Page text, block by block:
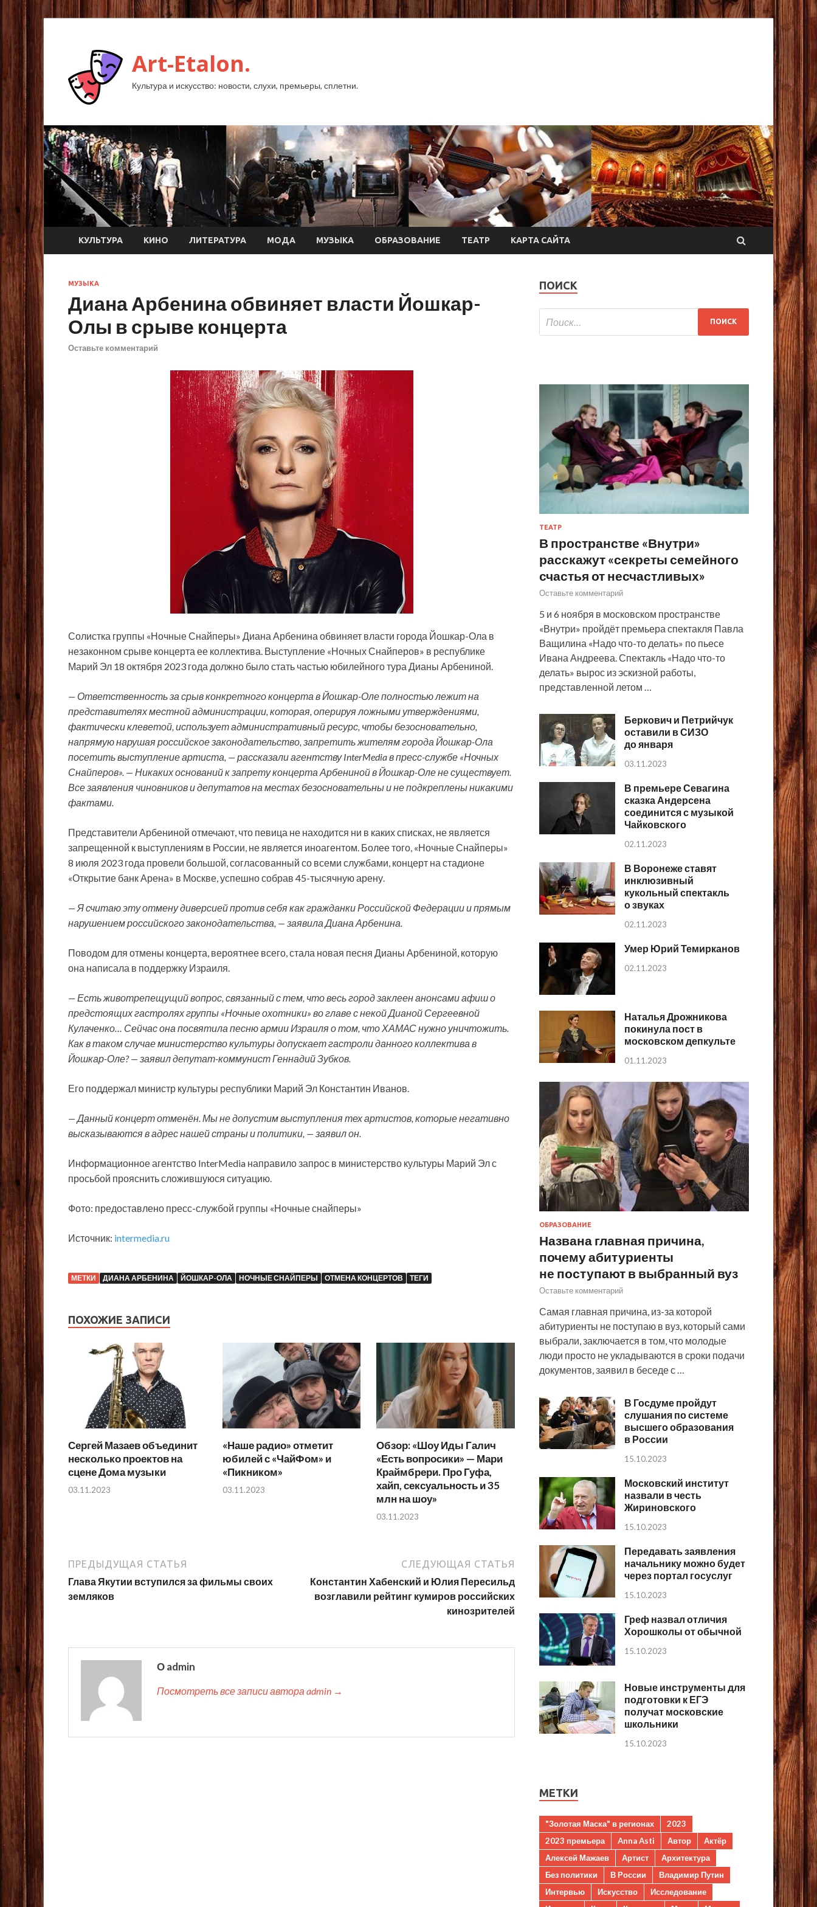
Art-Etalon.
Культура и искусство: новости, слухи, премьеры, сплетни.
КУЛЬТУРА КИНО ЛИТЕРАТУРА МОДА МУЗЫКА ОБРАЗОВАНИЕ ТЕАТР КАРТА САЙТА
МУЗЫКА
Диана Арбенина обвиняет власти Йошкар-
Олы в срыве концерта
Оставьте комментарий
Солистка группы «Ночные Снайперы» Диана Арбенина обвиняет власти города Йошкар-Ола в
незаконном срыве концерта ее коллектива. Выступление «Ночных Снайперов» в республике
Марий Эл 18 октября 2023 года должно было стать частью юбилейного тура Дианы Арбениной.
— Ответственность за срыв конкретного концерта в Йошкар-Оле полностью лежит на
представителях местной администрации, которая, оперируя ложными утверждениями,
фактически клеветой, использует административный ресурс, чтобы безосновательно,
напрямую нарушая российское законодательство, запретить жителям города Йошкар-Ола
посетить выступление артиста, — рассказали агентству InterMedia в пресс-службе «Ночных
Снайперов». — Никаких оснований к запрету концерта Арбениной в Йошкар-Оле не существует.
Все заявления чиновников и депутатов на местах безосновательны и не подкреплены никакими
фактами.
Представители Арбениной отмечают, что певица не находится ни в каких списках, не является
запрещенной к выступлениям в России, не является иноагентом. Более того, «Ночные Снайперы»
8 июля 2023 года провели большой, согласованный со всеми службами, концерт на стадионе
«Открытие банк Арена» в Москве, успешно собрав 45-тысячную арену.
— Я считаю эту отмену диверсией против себя как гражданки Российской Федерации и прямым
нарушением российского законодательства, — заявила Диана Арбенина.
Поводом для отмены концерта, вероятнее всего, стала новая песня Дианы Арбениной, которую
она написала в поддержку Израиля.
— Есть животрепещущий вопрос, связанный с тем, что весь город заклеен анонсами афиш о
предстоящих гастролях группы «Ночные охотники» во главе с некой Дианой Сергеевной
Кулаченко… Сейчас она посвятила песню армии Израиля о том, что ХАМАС нужно уничтожить.
Как в таком случае министерство культуры допускает гастроли данного коллектива в
Йошкар-Оле? — заявил депутат-коммунист Геннадий Зубков.
Его поддержал министр культуры республики Марий Эл Константин Иванов.
— Данный концерт отменён. Мы не допустим выступления тех артистов, которые негативно
высказываются в адрес нашей страны и политики, — заявил он.
Информационное агентство InterMedia направило запрос в министерство культуры Марий Эл с
просьбой прояснить сложившуюся ситуацию.
Фото: предоставлено пресс-службой группы «Ночные снайперы»
Источник: intermedia.ru
МЕТКИ ДИАНА АРБЕНИНА ЙОШКАР-ОЛА НОЧНЫЕ СНАЙПЕРЫ ОТМЕНА КОНЦЕРТОВ ТЕГИ
ПОХОЖИЕ ЗАПИСИ
Сергей Мазаев объединит
несколько проектов на
сцене Дома музыки
03.11.2023
«Наше радио» отметит
юбилей с «ЧайФом» и
«Пикником»
03.11.2023
Обзор: «Шоу Иды Галич
«Есть вопросики» — Мари
Краймбрери. Про Гуфа,
хайп, сексуальность и 35
млн на шоу»
03.11.2023
ПРЕДЫДУЩАЯ СТАТЬЯ
Глава Якутии вступился за фильмы своих
земляков
СЛЕДУЮЩАЯ СТАТЬЯ
Константин Хабенский и Юлия Пересильд
возглавили рейтинг кумиров российских
кинозрителей
О admin
Посмотреть все записи автора admin →
ПОИСК
ТЕАТР
В пространстве «Внутри»
расскажут «секреты семейного
счастья от несчастливых»
Оставьте комментарий
5 и 6 ноября в московском пространстве
«Внутри» пройдёт премьера спектакля Павла
Ващилина «Надо что-то делать» по пьесе
Ивана Андреева. Спектакль «Надо что-то
делать» вырос из эскизной работы,
представленной летом …
Беркович и Петрийчук
оставили в СИЗО
до января
03.11.2023
В премьере Севагина
сказка Андерсена
соединится с музыкой
Чайковского
02.11.2023
В Воронеже ставят
инклюзивный
кукольный спектакль
о звуках
02.11.2023
Умер Юрий Темирканов
02.11.2023
Наталья Дрожникова
покинула пост в
московском депкульте
01.11.2023
ОБРАЗОВАНИЕ
Названа главная причина,
почему абитуриенты
не поступают в выбранный вуз
Оставьте комментарий
Самая главная причина, из-за которой
абитуриенты не поступаю в вуз, который сами
выбрали, заключается в том, что молодые
люди просто не укладываются в сроки подачи
документов, заявил в беседе с …
В Госдуме пройдут
слушания по системе
высшего образования
в России
15.10.2023
Московский институт
назвали в честь
Жириновского
15.10.2023
Передавать заявления
начальнику можно будет
через портал госуслуг
15.10.2023
Греф назвал отличия
Хорошколы от обычной
15.10.2023
Новые инструменты для
подготовки к ЕГЭ
получат московские
школьники
15.10.2023
МЕТКИ
"Золотая Маска" в регионах
2023
2023 премьера
Anna Asti Автор
Актёр
Алексей Мажаев
Артист
Архитектура
Без политики
В России
Владимир Путин
Интервью
Искусство
Исследование